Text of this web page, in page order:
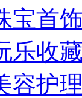
宝首
乐收
容护